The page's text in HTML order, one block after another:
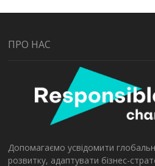
ПРО НАС
Допомагаємо усвідомити
розвитку, адаптувати бізнес-